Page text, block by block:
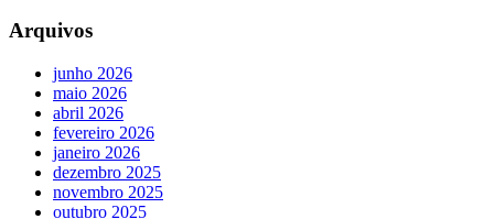
Arquivos
junho 2026
maio 2026
abril 2026
fevereiro 2026
janeiro 2026
dezembro 2025
novembro 2025
outubro 2025